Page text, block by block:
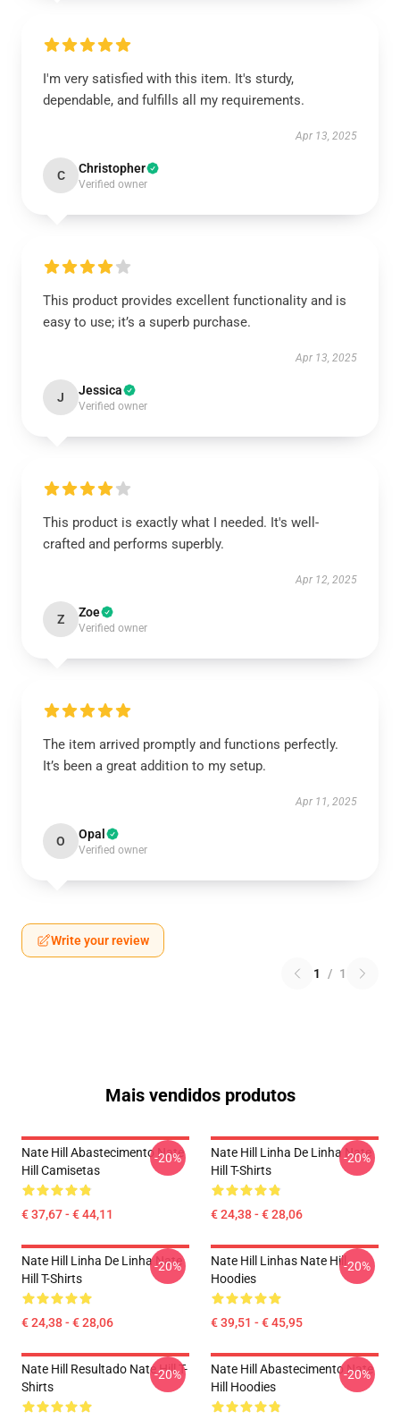
I'm very satisfied with this item. It's sturdy,
dependable, and fulfills all my requirements.
Apr 13, 2025
C Christopher
Verified owner
This product provides excellent functionality and is
easy to use; it’s a superb purchase.
Apr 13, 2025
J Jessica
Verified owner
This product is exactly what I needed. It's well-
crafted and performs superbly.
Apr 12, 2025
Z Zoe
Verified owner
The item arrived promptly and functions perfectly.
It’s been a great addition to my setup.
Apr 11, 2025
O Opal
Verified owner
Write your review
1 / 1
Mais vendidos produtos
Nate Hill Abastecimento Nate
Hill Camisetas
€ 37,67 - € 44,11
-20%
Nate Hill Linha De Linha Nate
Hill T-Shirts
€ 24,38 - € 28,06
-20%
Nate Hill Linha De Linha Nate
Hill T-Shirts
€ 24,38 - € 28,06
-20%
Nate Hill Linhas Nate Hill
Hoodies
€ 39,51 - € 45,95
-20%
Nate Hill Resultado Nate Hill T-
Shirts
-20%
Nate Hill Abastecimento Nate
Hill Hoodies
-20%